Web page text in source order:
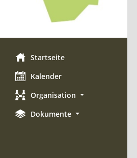
Startseite
Kalender
Organisation
Dokumente